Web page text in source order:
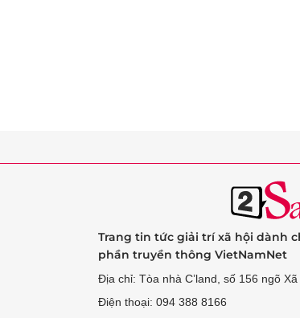
Trang tin tức giải trí xã hội dành
phần truyền thông VietNamNet
Địa chỉ: Tòa nhà C’land, số 156 ngõ
Điện thoại: 094 388 8166